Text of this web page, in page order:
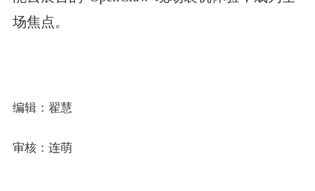
场焦点。
编辑：翟慧
审核：连萌